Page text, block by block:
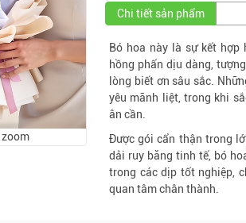
Chi tiết sản phẩm
Bó hoa này là sự kết hợp
hồng phấn dịu dàng,
lòng biết ơn sâu sắc.
yêu mãnh liệt, trong khi
ân cần.
Được gói cẩn thận trong
dải ruy băng tinh tế, bó
trong các dịp tốt nghiệp,
quan tâm chân thành.